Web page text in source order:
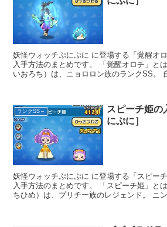
妖怪ウォッチぷにぷに に登場する「覚醒オ
入手方法のまとめです。 「覚醒オロチ」と
いおろち）は、ニョロロン族のランクSS。
ランクSS～
スピーチ姫の
にぷに］
妖怪ウォッチぷにぷに に登場する「スピー
入手方法のまとめです。 「スピーチ姫」と
ちひめ）は、プリチー族のレジェンド。 ニ